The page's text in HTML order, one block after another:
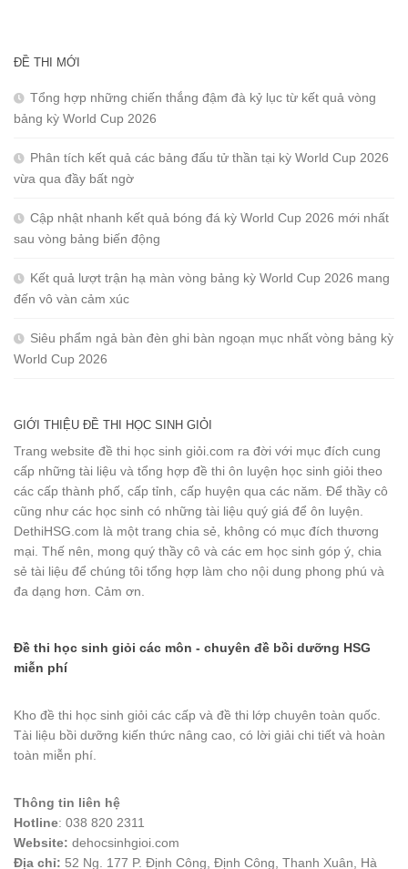
ĐỀ THI MỚI
Tổng hợp những chiến thắng đậm đà kỷ lục từ kết quả vòng
bảng kỳ World Cup 2026
Phân tích kết quả các bảng đấu tử thần tại kỳ World Cup 2026
vừa qua đầy bất ngờ
Cập nhật nhanh kết quả bóng đá kỳ World Cup 2026 mới nhất
sau vòng bảng biến động
Kết quả lượt trận hạ màn vòng bảng kỳ World Cup 2026 mang
đến vô vàn cảm xúc
Siêu phẩm ngả bàn đèn ghi bàn ngoạn mục nhất vòng bảng kỳ
World Cup 2026
GIỚI THIỆU ĐỀ THI HỌC SINH GIỎI
Trang website đề thi học sinh giỏi.com ra đời với mục đích cung
cấp những tài liệu và tổng hợp đề thi ôn luyện học sinh giỏi theo
các cấp thành phố, cấp tỉnh, cấp huyện qua các năm. Để thầy cô
cũng như các học sinh có những tài liệu quý giá để ôn luyện.
DethiHSG.com là một trang chia sẻ, không có mục đích thương
mại. Thế nên, mong quý thầy cô và các em học sinh góp ý, chia
sẻ tài liệu để chúng tôi tổng hợp làm cho nội dung phong phú và
đa dạng hơn. Cảm ơn.
Đề thi học sinh giỏi các môn - chuyên đề bồi dưỡng HSG
miễn phí
Kho đề thi học sinh giỏi các cấp và đề thi lớp chuyên toàn quốc.
Tài liệu bồi dưỡng kiến thức nâng cao, có lời giải chi tiết và hoàn
toàn miễn phí.
Thông tin liên hệ
Hotline: 038 820 2311
Website: dehocsinhgioi.com
Địa chỉ: 52 Ng. 177 P. Định Công, Định Công, Thanh Xuân, Hà